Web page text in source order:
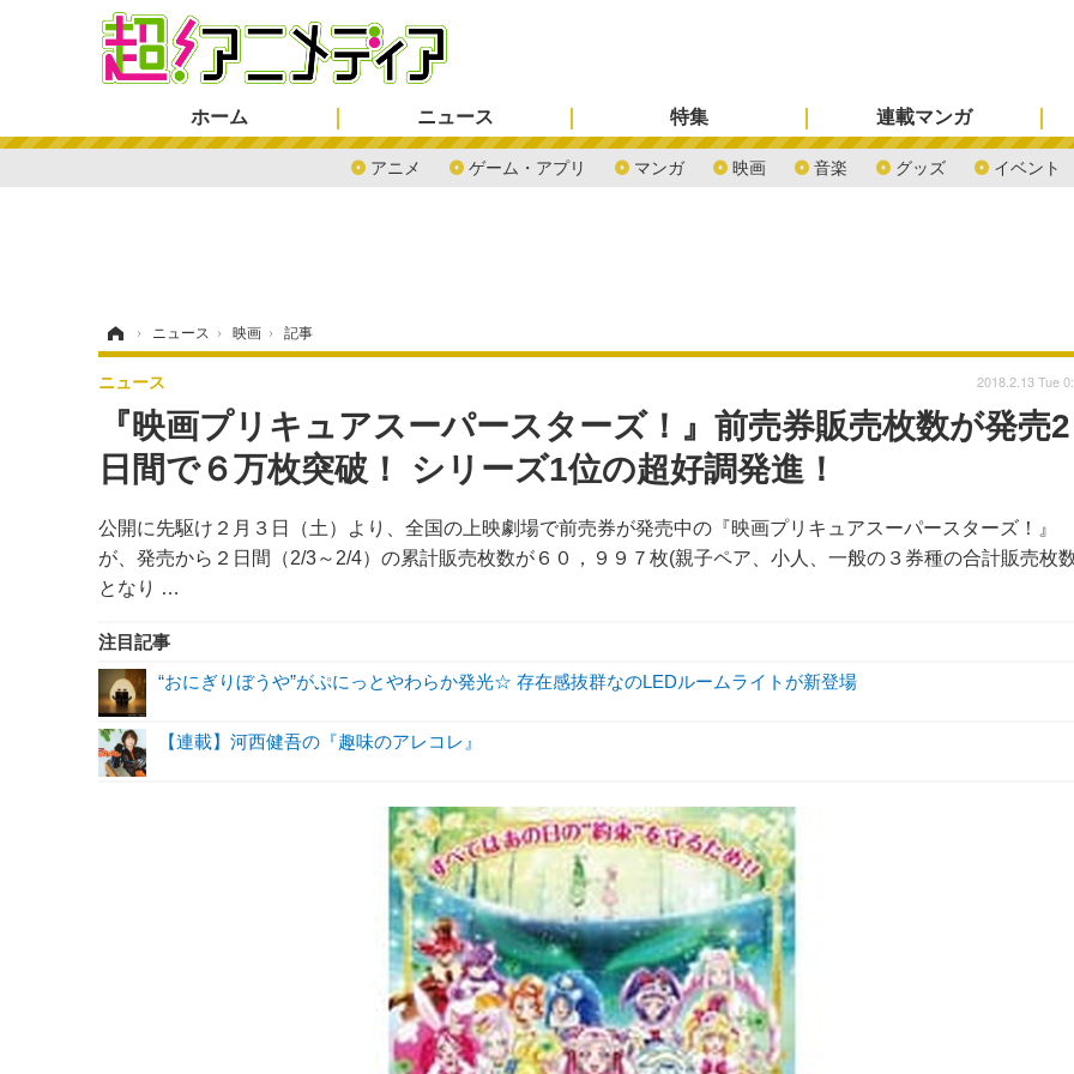
ホーム ニュース
アニメ ゲーム・アプリ マンガ 映画 音楽 グッズ イベント
特集 連載マンガ
› ニュース › 映画 › 記事
『映画プリキュアスーパースターズ！』前売券販売枚数が発売2
日間で６万枚突破！ シリーズ1位の超好調発進！
公開に先駆け２月３日（土）より、全国の上映劇場で前売券が発売中の『映画プリキュアスーパースターズ！』
が、発売から２日間（2/3～2/4）の累計販売枚数が６０，９９７枚(親子ペア、小人、一般の３券種の合計販売枚
となり …
ニュース 2018.2.13 Tue
注目記事
“おにぎりぼうや”がぷにっとやわらか発光☆ 存在感抜群なのLEDルームライトが新登場
【連載】河西健吾の『趣味のアレコレ』